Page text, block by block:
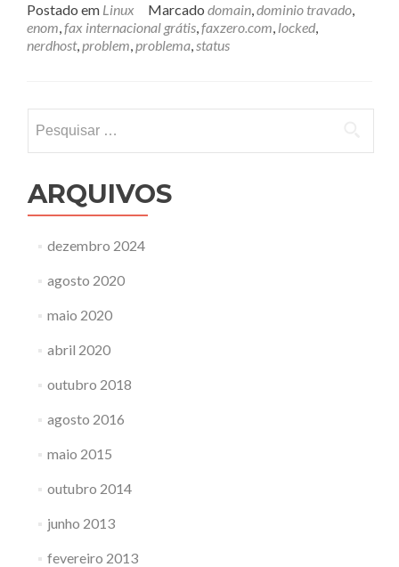
Postado em Linux Marcado domain,dominio travado,
enom,fax internacional grátis,faxzero.com, locked,
nerdhost,problem,problema,status
por:
ARQUIVOS
dezembro 2024
agosto 2020
maio 2020
abril 2020
outubro 2018
agosto 2016
maio 2015
outubro 2014
junho 2013
fevereiro 2013